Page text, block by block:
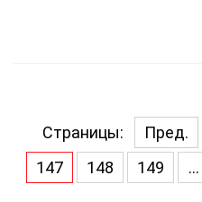
Страницы: Пред.
147
148 149 ...